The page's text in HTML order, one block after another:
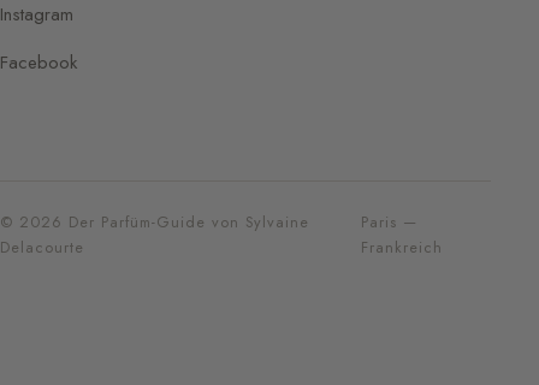
Instagram
Facebook
© 2026 Der Parfüm-Guide von Sylvaine
Delacourte
Paris —
Frankreich